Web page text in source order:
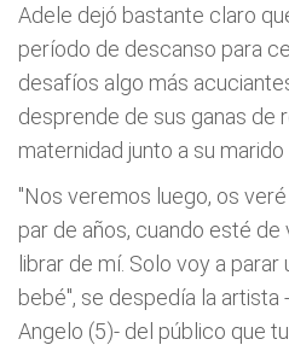
Adele dejó bastante claro
período de descanso para
desafíos algo más
desprende de sus ganas de
maternidad junto a su marido
"Nos veremos luego, os
par de años, cuando esté de
librar de mí. Solo voy a
bebé", se despedía la artista
Angelo (5)- del público que